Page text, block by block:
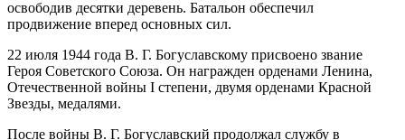
освободив десятки деревень. Батальон обеспечил
продвижение вперед основных сил.
22 июля 1944 года В. Г. Богуславскому присвоено звание
Героя Советского Союза. Он награжден орденами Ленина,
Отечественной войны I степени, двумя орденами Красной
Звезды, медалями.
После войны В. Г. Богуславский продолжал службу в